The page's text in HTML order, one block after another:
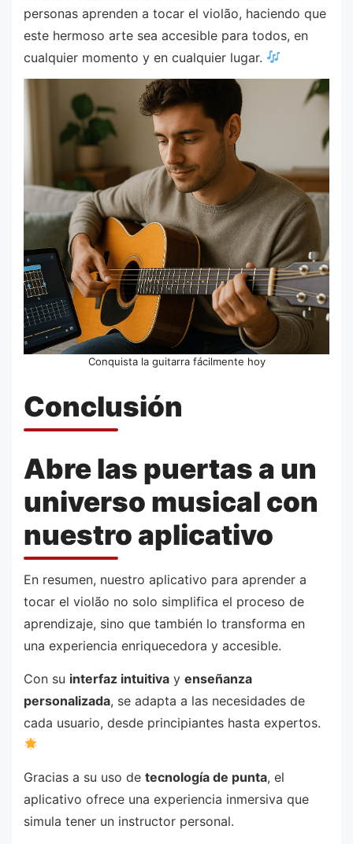
personas aprenden a tocar el violão, haciendo que
este hermoso arte sea accesible para todos, en
cualquier momento y en cualquier lugar.
Conquista la guitarra fácilmente hoy
Conclusión
Abre las puertas a un
universo musical con
nuestro aplicativo
En resumen, nuestro aplicativo para aprender a
tocar el violão no solo simplifica el proceso de
aprendizaje, sino que también lo transforma en
una experiencia enriquecedora y accesible.
Con su interfaz intuitiva y enseñanza
personalizada, se adapta a las necesidades de
cada usuario, desde principiantes hasta expertos.
Gracias a su uso de tecnología de punta, el
aplicativo ofrece una experiencia inmersiva que
simula tener un instructor personal.